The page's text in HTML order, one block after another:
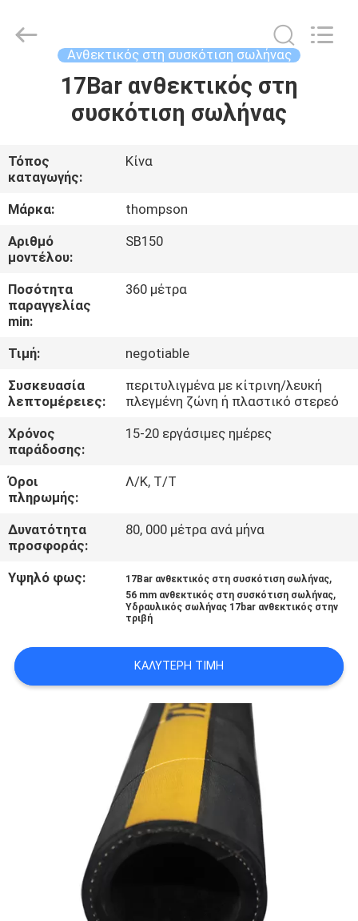
ΠΕΡΊΠΟΥ
ΕΜΕΊΣ
ΓΎΡΟΣ
ΕΡΓΟΣΤΑΣΊΩΝ
ΠΟΙΟΤΙΚΌΣ
ΜΑΣ
ΕΛΆΤΕ
ΣΕ
ΕΠΑΦΉ
ΜΕ
ΕΙΔΉΣΕΙΣ
ΈΝΑ
ΑΠΌΣΠΑΣΜΑ
Ανθεκτικός στη συσκότιση σωλήνας
17Bar ανθεκτικός στη
συσκότιση σωλήνας
Τόπος
καταγωγής:
Κίνα
Μάρκα:
thompson
Αριθμό
μοντέλου:
SB150
Ποσότητα
παραγγελίας
min:
360 μέτρα
Τιμή:
negotiable
Συσκευασία
λεπτομέρειες:
περιτυλιγμένα με κίτρινη/λευκή
πλεγμένη ζώνη ή πλαστικό στερεό
Χρόνος
παράδοσης:
15-20 εργάσιμες ημέρες
Όροι
πληρωμής:
Λ/Κ, Τ/Τ
Δυνατότητα
προσφοράς:
80, 000 μέτρα ανά μήνα
Υψηλό φως: 17Bar ανθεκτικός στη συσκότιση σωλήνας,
56 mm ανθεκτικός στη συσκότιση σωλήνας,
Υδραυλικός σωλήνας 17bar ανθεκτικός στην
τριβή
ΚΑΛΎΤΕΡΗ ΤΙΜΉ